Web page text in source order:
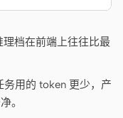
档在前端上往往比最
务用的 token 更少，产
。